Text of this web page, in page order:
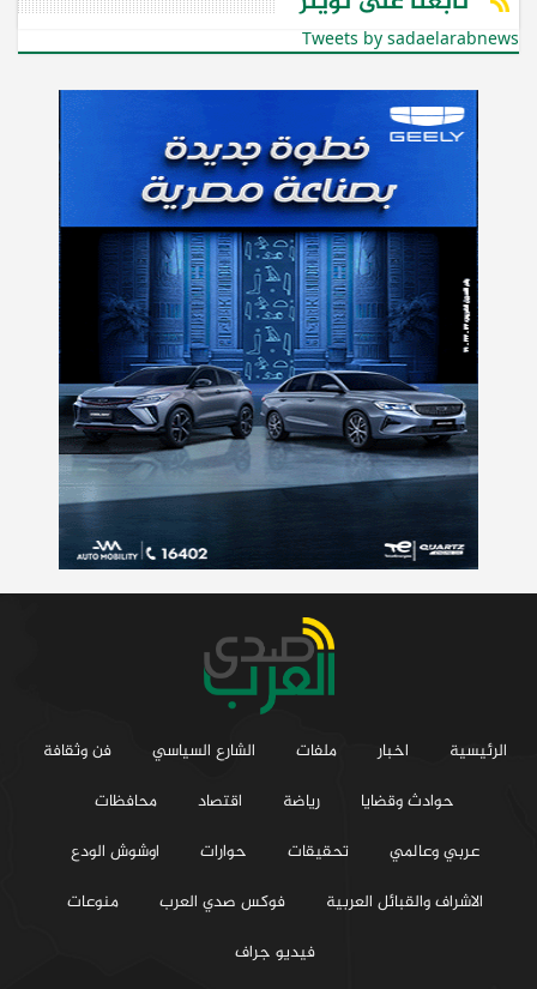
Tweets by sadaelarabnews
الرئيسية اخبار ملفات الشارع السياسي
فن وثقافة
حوادث وقضايا
رياضة اقتصاد
محافظات
عربي وعالمي
تحقيقات حوارات
اوشوش الودع
الاشراف والقبائل العربية
فوكس صدي العرب
منوعات
فيديو جراف